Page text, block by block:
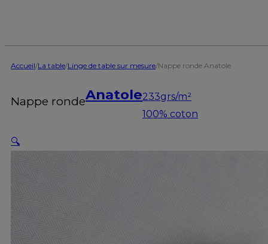
Accueil/La table/Linge de table sur mesure/Nappe ronde Anatole
Nappe rondeAnatole233grs/m²
100% coton
🔍